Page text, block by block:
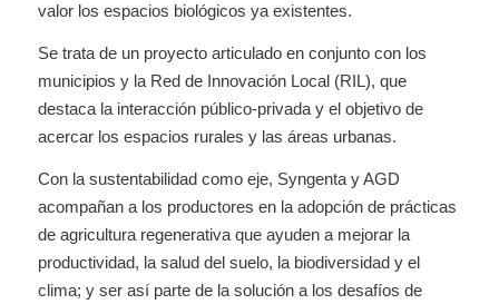
valor los espacios biológicos ya existentes.
Se trata de un proyecto articulado en conjunto con los
municipios y la Red de Innovación Local (RIL), que
destaca la interacción público-privada y el objetivo de
acercar los espacios rurales y las áreas urbanas.
Con la sustentabilidad como eje, Syngenta y AGD
acompañan a los productores en la adopción de prácticas
de agricultura regenerativa que ayuden a mejorar la
productividad, la salud del suelo, la biodiversidad y el
clima; y ser así parte de la solución a los desafíos de